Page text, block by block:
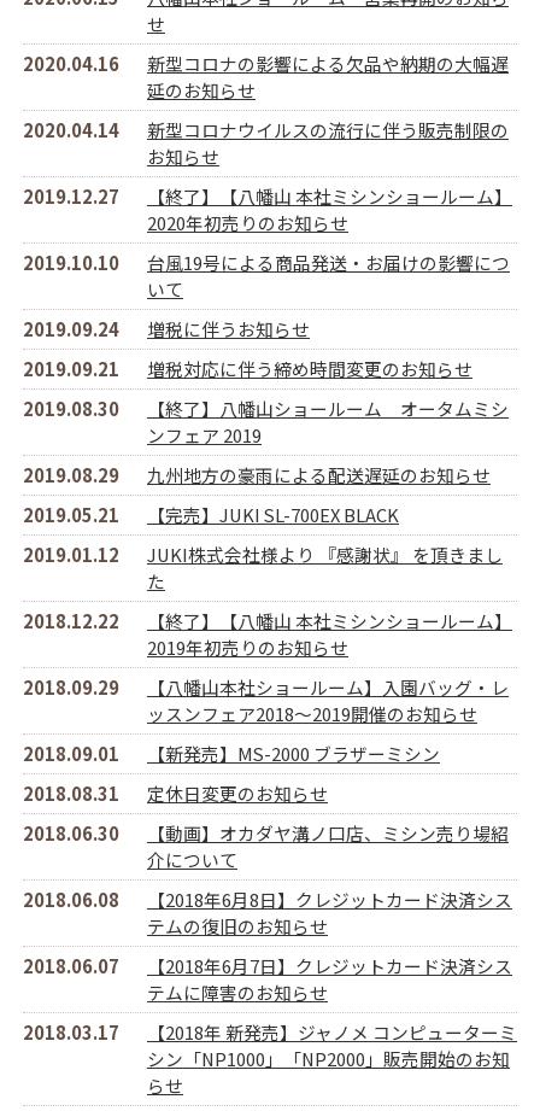
せ
2020.04.16
新型コロナの影響による欠品や納期の大幅遅
延のお知らせ
2020.04.14
新型コロナウイルスの流行に伴う販売制限の
お知らせ
2019.12.27
【終了】【八幡山 本社ミシンショールーム】
2020年初売りのお知らせ
2019.10.10
台風19号による商品発送・お届けの影響につ
いて
2019.09.24
増税に伴うお知らせ
2019.09.21
増税対応に伴う締め時間変更のお知らせ
2019.08.30
【終了】八幡山ショールーム オータムミシ
ンフェア 2019
2019.08.29
九州地方の豪雨による配送遅延のお知らせ
2019.05.21
【完売】JUKI SL-700EX BLACK
2019.01.12
JUKI株式会社様より 『感謝状』 を頂きまし
た
2018.12.22
【終了】【八幡山 本社ミシンショールーム】
2019年初売りのお知らせ
2018.09.29
【八幡山本社ショールーム】入園バッグ・レ
ッスンフェア2018～2019開催のお知らせ
2018.09.01
【新発売】MS-2000 ブラザーミシン
2018.08.31
定休日変更のお知らせ
2018.06.30
【動画】オカダヤ溝ノ口店、ミシン売り場紹
介について
2018.06.08
【2018年6月8日】クレジットカード決済シス
テムの復旧のお知らせ
2018.06.07
【2018年6月7日】クレジットカード決済シス
テムに障害のお知らせ
2018.03.17
【2018年 新発売】ジャノメ コンピューターミ
シン「NP1000」「NP2000」販売開始のお知
らせ